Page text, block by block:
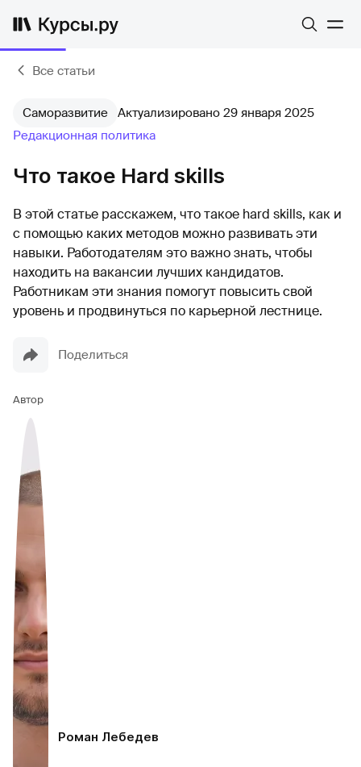
Все статьи
Саморазвитие Актуализировано 29 января 2025
Редакционная политика
Что такое Hard skills
В этой статье расскажем, что такое hard skills, как и
с помощью каких методов можно развивать эти
навыки. Работодателям это важно знать, чтобы
находить на вакансии лучших кандидатов.
Работникам эти знания помогут повысить свой
уровень и продвинуться по карьерной лестнице.
Поделиться
Автор
Роман Лебедев